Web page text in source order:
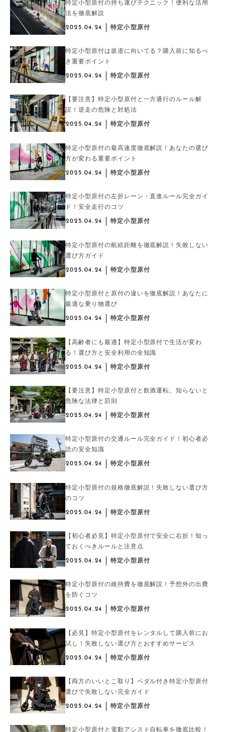
特定小型原付の持ち運びテクニック！便利な活用
法を徹底解説
2025.04.24 特定小型原付
特定小型原付は坂道に向いてる？購入前に知るべ
き重要ポイント
2025.04.24 特定小型原付
【要注意】特定小型原付と一方通行のルール解
説！逆走の危険と対処法
2025.04.24 特定小型原付
特定小型原付の最高速度徹底解説！あなたの選び
方が変わる重要ポイント
2025.04.24 特定小型原付
特定小型原付の左折レーン・直進ルール完全ガイ
ド！安全走行のコツ
2025.04.24 特定小型原付
特定小型原付の航続距離を徹底解説！失敗しない
選び方ガイド
2025.04.24 特定小型原付
特定小型原付と原付の違いを徹底解説！あなたに
最適な乗り物選び
2025.04.24 特定小型原付
【高齢者にも最適】特定小型原付で生活が変わ
る！選び方と安全利用の全知識
2025.04.24 特定小型原付
【要注意】特定小型原付と飲酒運転。知らないと
危険な法律と罰則
2025.04.24 特定小型原付
特定小型原付の交通ルール完全ガイド！初心者必
読の安全知識
2025.04.24 特定小型原付
特定小型原付の規格徹底解説！失敗しない選び方
のコツ
2025.04.24 特定小型原付
【初心者必見】特定小型原付で安全に右折！知っ
ておくべきルールと注意点
2025.04.24 特定小型原付
特定小型原付の維持費を徹底解説！予想外の出費
を防ぐコツ
2025.04.24 特定小型原付
【必見】特定小型原付をレンタルして購入前にお
試し！失敗しない選び方とおすすめサービス
2025.04.24 特定小型原付
【両方のいいとこ取り】ペダル付き特定小型原付
選びで失敗しない完全ガイド
2025.04.24 特定小型原付
特定小型原付と電動アシスト自転車を徹底比較！